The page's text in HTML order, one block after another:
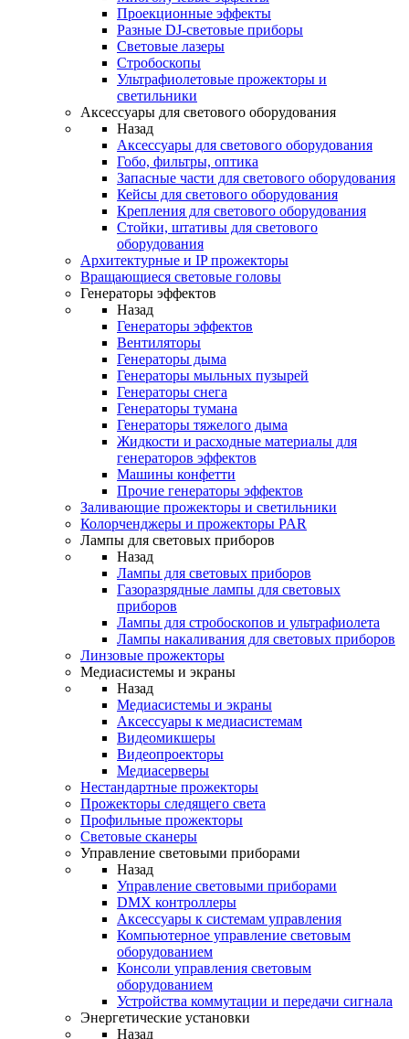
Проекционные эффекты
Разные DJ-световые приборы
Световые лазеры
Стробоскопы
Ультрафиолетовые прожекторы и
светильники
Аксессуары для светового оборудования
Назад
Аксессуары для светового оборудования
Гобо, фильтры, оптика
Запасные части для светового оборудования
Кейсы для светового оборудования
Крепления для светового оборудования
Стойки, штативы для светового
оборудования
Архитектурные и IP прожекторы
Вращающиеся световые головы
Генераторы эффектов
Назад
Генераторы эффектов
Вентиляторы
Генераторы дыма
Генераторы мыльных пузырей
Генераторы снега
Генераторы тумана
Генераторы тяжелого дыма
Жидкости и расходные материалы для
генераторов эффектов
Машины конфетти
Прочие генераторы эффектов
Заливающие прожекторы и светильники
Колорченджеры и прожекторы PAR
Лампы для световых приборов
Назад
Лампы для световых приборов
Газоразрядные лампы для световых
приборов
Лампы для стробоскопов и ультрафиолета
Лампы накаливания для световых приборов
Линзовые прожекторы
Медиасистемы и экраны
Назад
Медиасистемы и экраны
Аксессуары к медиасистемам
Видеомикшеры
Видеопроекторы
Медиасерверы
Нестандартные прожекторы
Прожекторы следящего света
Профильные прожекторы
Световые сканеры
Управление световыми приборами
Назад
Управление световыми приборами
DMX контроллеры
Аксессуары к системам управления
Компьютерное управление световым
оборудованием
Консоли управления световым
оборудованием
Устройства коммутации и передачи сигнала
Энергетические установки
Назад